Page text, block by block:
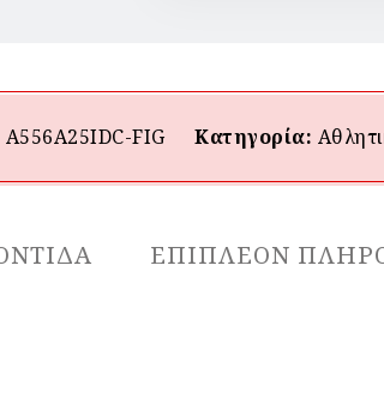
A556A25IDC-FIG Κατηγορία:
ΕΠΙΠΛΈΟΝ